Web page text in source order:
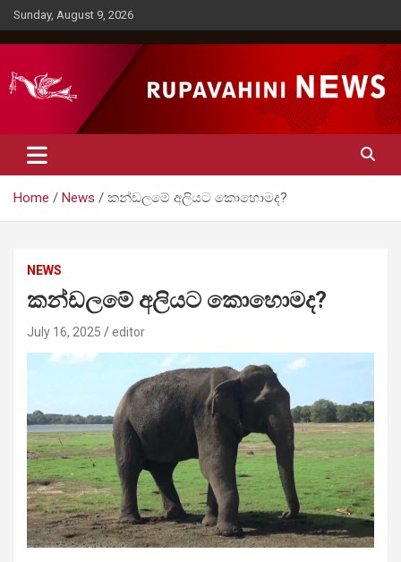
Skip
to
content
Sunday, August 9, 2026
Rupavahini News
Home News කන්ඩලමේ අලියට කොහොමද?
NEWS
කන්ඩලමේ අලියට කොහොමද?
July 16, 2025 editor